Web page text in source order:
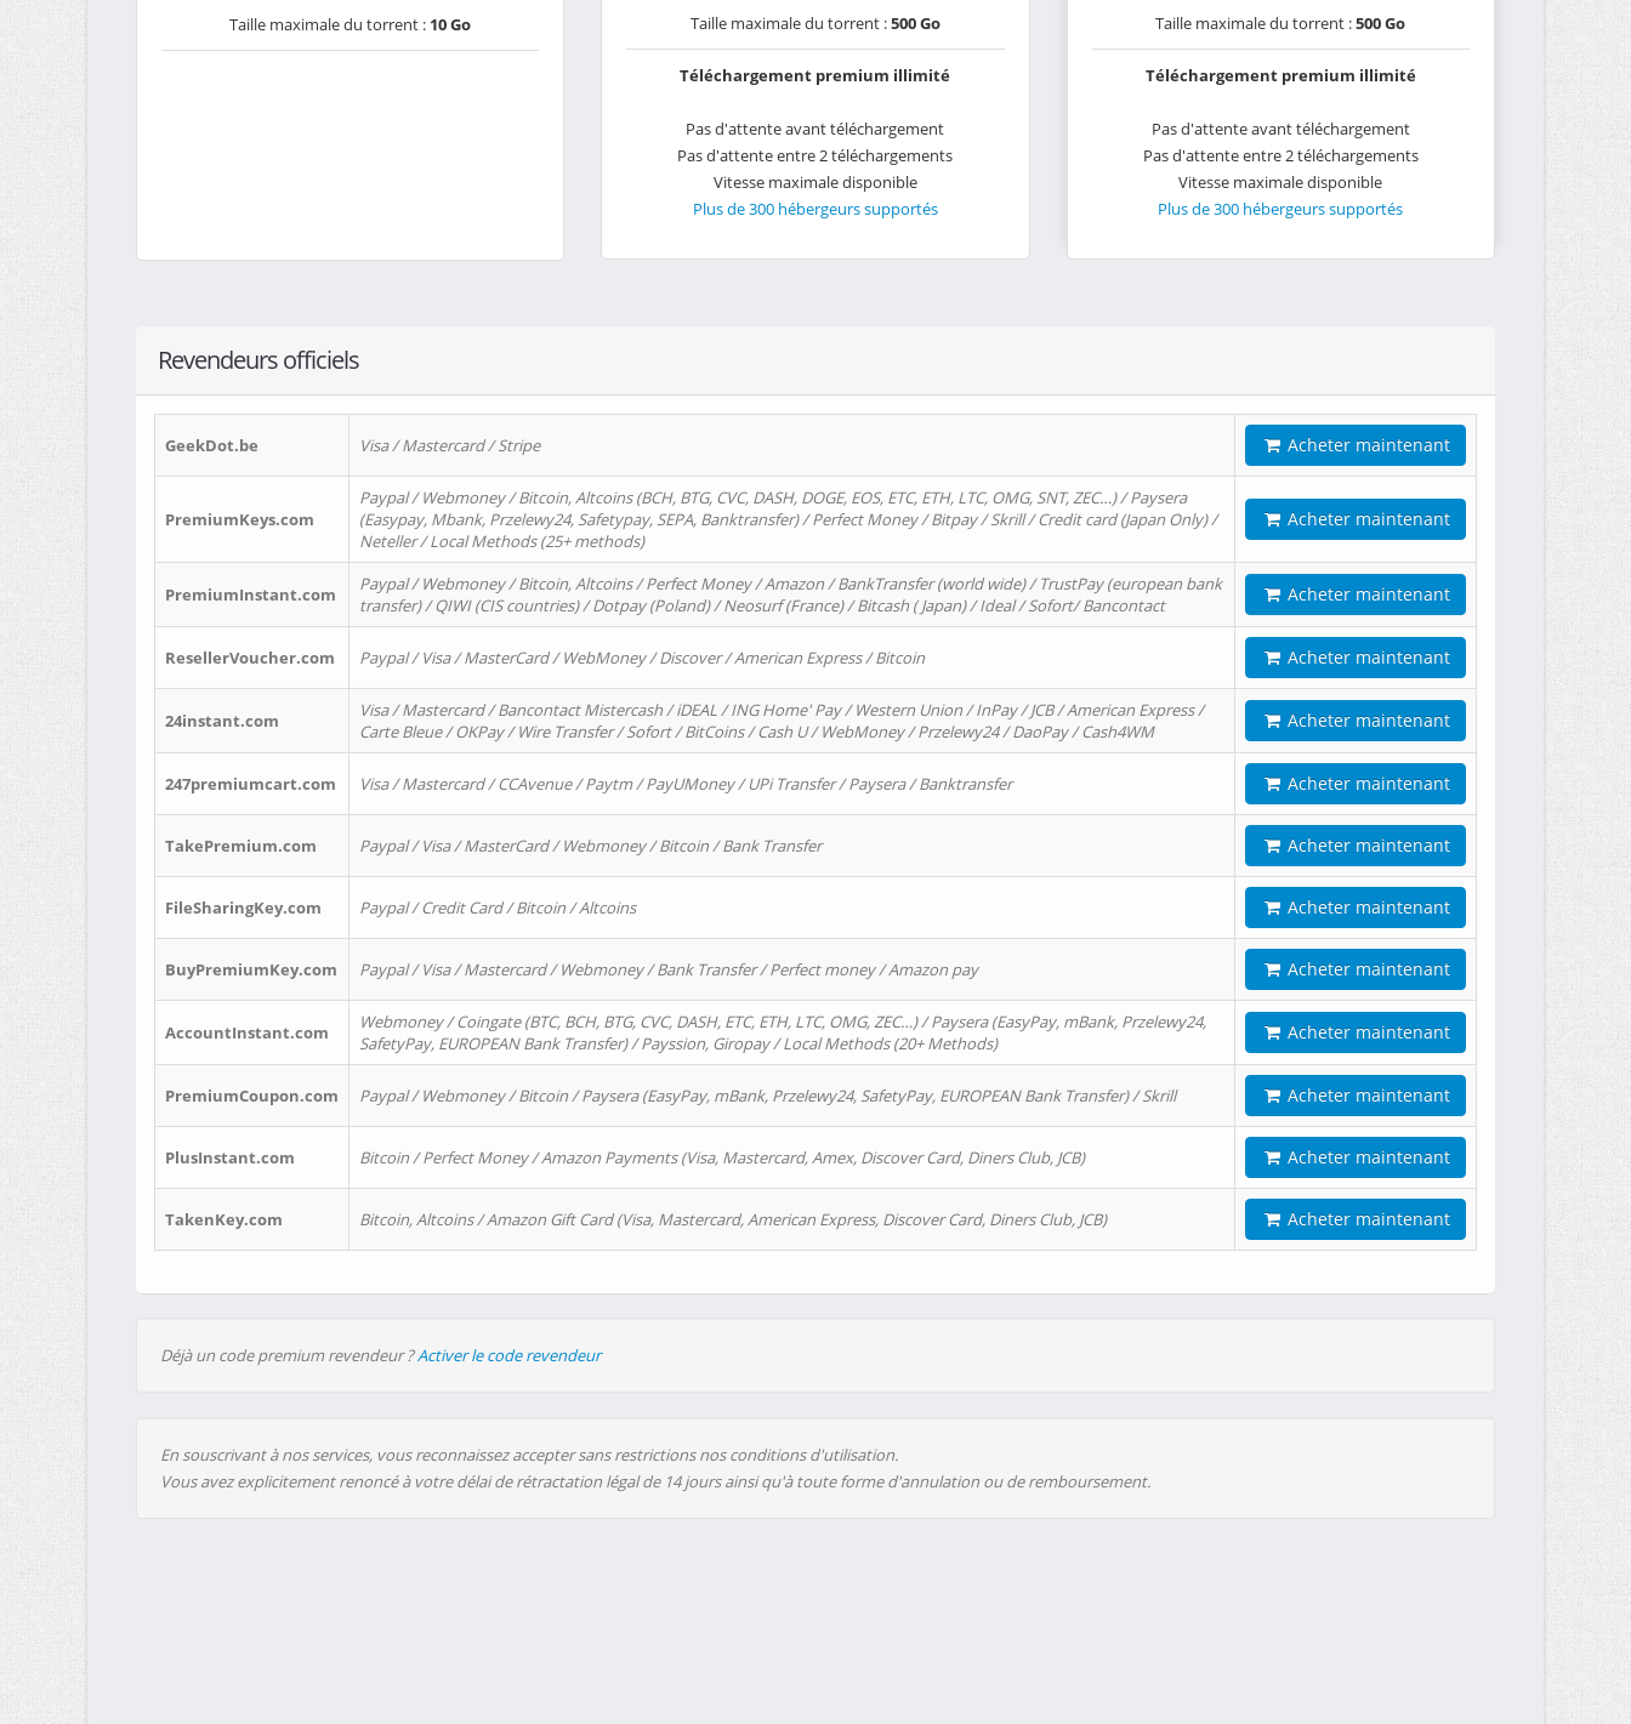
Taille maximale du torrent : 10 Go Taille maximale du torrent :500 Go
Téléchargement premium illimité
Pas d'attente avant téléchargement
Pas d'attente entre 2 téléchargements
Vitesse maximale disponible
Plus de 300 hébergeurs supportés
Taille maximale du torrent :500 Go
Téléchargement premium illimité
Pas d'attente avant téléchargement
Pas d'attente entre 2 téléchargements
Vitesse maximale disponible
Plus de 300 hébergeurs supportés
Revendeurs officiels
GeekDot.be Visa / Mastercard / Stripe Acheter maintenant
PremiumKeys.com
Paypal / Webmoney / Bitcoin, Altcoins (BCH, BTG, CVC, DASH, DOGE, EOS, ETC, ETH, LTC, OMG, SNT, ZEC…) / Paysera
(Easypay, Mbank, Przelewy24, Safetypay, SEPA, Banktransfer) / Perfect Money / Bitpay / Skrill / Credit card (Japan Only) /
Neteller / Local Methods (25+ methods)
Acheter maintenant
PremiumInstant.com
Paypal / Webmoney / Bitcoin, Altcoins / Perfect Money / Amazon / BankTransfer (world wide) / TrustPay (european bank
transfer) / QIWI (CIS countries) / Dotpay (Poland) / Neosurf (France) / Bitcash ( Japan) / Ideal / Sofort/ Bancontact
Acheter maintenant
ResellerVoucher.com Paypal / Visa / MasterCard / WebMoney / Discover / American Express / Bitcoin Acheter maintenant
24instant.com
Visa / Mastercard / Bancontact Mistercash / iDEAL / ING Home' Pay / Western Union / InPay / JCB / American Express /
Carte Bleue / OKPay / Wire Transfer / Sofort / BitCoins / Cash U / WebMoney / Przelewy24 / DaoPay / Cash4WM
Acheter maintenant
247premiumcart.com Visa / Mastercard / CCAvenue / Paytm / PayUMoney / UPi Transfer / Paysera / Banktransfer Acheter maintenant
TakePremium.com Paypal / Visa / MasterCard / Webmoney / Bitcoin / Bank Transfer Acheter maintenant
FileSharingKey.com Paypal / Credit Card / Bitcoin / Altcoins Acheter maintenant
BuyPremiumKey.com Paypal / Visa / Mastercard / Webmoney / Bank Transfer / Perfect money / Amazon pay Acheter maintenant
AccountInstant.com
Webmoney / Coingate (BTC, BCH, BTG, CVC, DASH, ETC, ETH, LTC, OMG, ZEC…) / Paysera (EasyPay, mBank, Przelewy24,
SafetyPay, EUROPEAN Bank Transfer) / Payssion, Giropay / Local Methods (20+ Methods)
Acheter maintenant
PremiumCoupon.com Paypal / Webmoney / Bitcoin / Paysera (EasyPay, mBank, Przelewy24, SafetyPay, EUROPEAN Bank Transfer) / Skrill Acheter maintenant
PlusInstant.com Bitcoin / Perfect Money / Amazon Payments (Visa, Mastercard, Amex, Discover Card, Diners Club, JCB) Acheter maintenant
TakenKey.com Bitcoin, Altcoins / Amazon Gift Card (Visa, Mastercard, American Express, Discover Card, Diners Club, JCB) Acheter maintenant
Déjà un code premium revendeur ?Activer le code revendeur
En souscrivant à nos services, vous reconnaissez accepter sans restrictions nos conditions d'utilisation.
Vous avez explicitement renoncé à votre délai de rétractation légal de 14 jours ainsi qu'à toute forme d'annulation ou de remboursement.